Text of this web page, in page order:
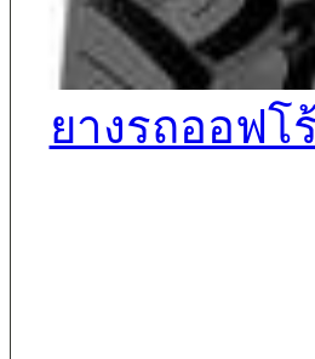
ยางรถออฟโ